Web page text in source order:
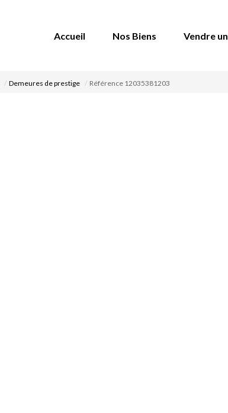
Accueil Nos Biens Vendre
Demeures de prestige Référence 12035381203